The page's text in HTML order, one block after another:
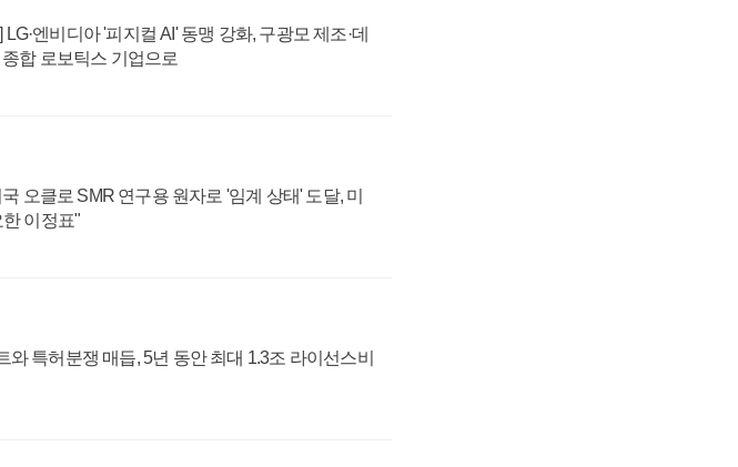
엔비디아 '피지컬 AI' 동맹 강화, 구광모 제조·데
합 로보틱스 기업으로
오클로 SMR 연구용 원자로 '임계 상태' 도달, 미
이정표"
와 특허분쟁 매듭, 5년 동안 최대 1.3조 라이선스비